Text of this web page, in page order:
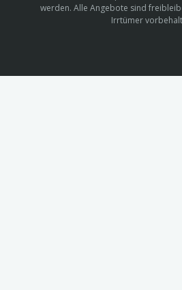
werden. Alle Angebote sind
Irrtümer